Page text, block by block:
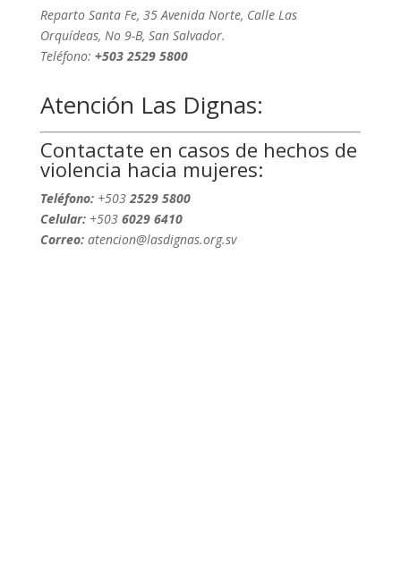
Reparto Santa Fe, 35 Avenida Norte, Calle Las
Orquídeas, No 9-B, San Salvador.
Teléfono: +503 2529 5800
Atención Las Dignas:
Contactate en casos de hechos de
violencia hacia mujeres:
Teléfono:+503 2529 5800
Celular: +503 6029 6410
Correo:atencion@lasdignas.org.sv